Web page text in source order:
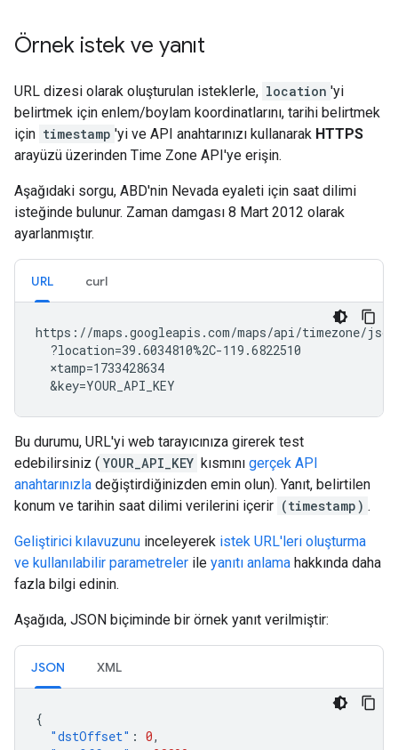
Örnek istek ve yanıt
URL dizesi olarak oluşturulan isteklerle, location 'yi
belirtmek için enlem/boylam koordinatlarını, tarihi belirtmek
için timestamp 'yi ve API anahtarınızı kullanarak HTTPS
arayüzü üzerinden Time Zone API'ye erişin.
Aşağıdaki sorgu, ABD'nin Nevada eyaleti için saat dilimi
isteğinde bulunur. Zaman damgası 8 Mart 2012 olarak
ayarlanmıştır.
URL curl
https://maps.googleapis.com/maps/api/timezone/json
  ?location=39.6034810%2C-119.6822510
  ×tamp=1733428634
  &key=YOUR_API_KEY
Bu durumu, URL'yi web tarayıcınıza girerek test
edebilirsiniz ( YOUR_API_KEY kısmını gerçek API
anahtarınızla değiştirdiğinizden emin olun). Yanıt, belirtilen
konum ve tarihin saat dilimi verilerini içerir (timestamp) .
Geliştirici kılavuzunu inceleyerek istek URL'leri oluşturma
ve kullanılabilir parametreler ile yanıtı anlama hakkında daha
fazla bilgi edinin.
Aşağıda, JSON biçiminde bir örnek yanıt verilmiştir:
JSON XML
{
"dstOffset" : 0,